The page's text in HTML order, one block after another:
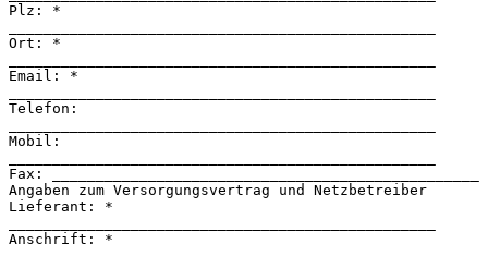
Plz: *
Ort: *
Email: *
Telefon:
Mobil:
Fax: _________________________________________________
Angaben zum Versorgungsvertrag und Netzbetreiber
Lieferant: *
Anschrift: *